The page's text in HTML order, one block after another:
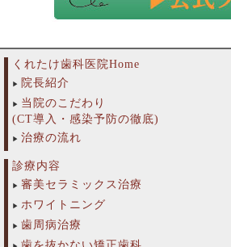
くれたけ歯科医院Home
院長紹介
当院のこだわり
(CT導入・感染予防の徹底)
治療の流れ
診療内容
審美セラミックス治療
ホワイトニング
歯周病治療